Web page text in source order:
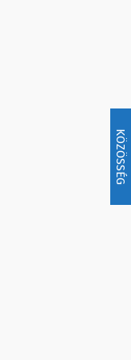
KÖZÖSSÉG